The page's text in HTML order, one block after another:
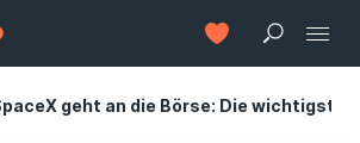
geht an die Börse: Die